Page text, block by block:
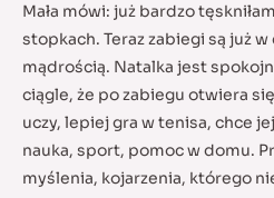
Mała mówi: już bardzo
stopkach. Teraz zabiegi są już w
mądrością. Natalka jest
ciągle, że po zabiegu otwiera
uczy, lepiej gra w tenisa, chce
nauka, sport, pomoc w domu.
myślenia, kojarzenia, którego